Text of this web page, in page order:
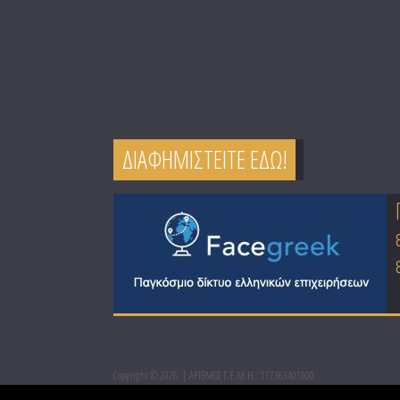
ΔΙΑΦΗΜΙΣΤΕΙΤΕ ΕΔΩ!
Copyright © 2026 ΑΡΙΘΜΟΣ Γ.Ε.Μ.Η.: 117363401000